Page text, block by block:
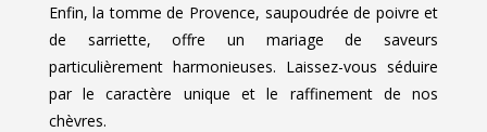
Enfin, la tomme de Provence, saupoudrée de poivre et
de sarriette, offre un mariage de saveurs
particulièrement harmonieuses. Laissez-vous séduire
par le caractère unique et le raffinement de nos
chèvres.